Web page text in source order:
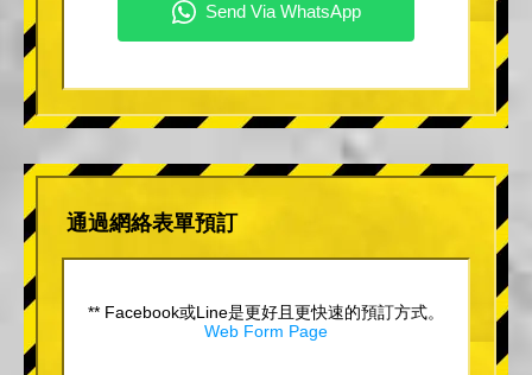
通過網絡表單預訂
** Facebook或Line是更好且更快速的預訂方式。
Web Form Page